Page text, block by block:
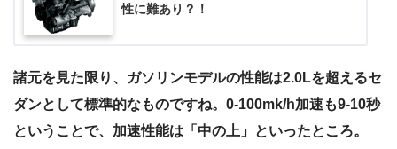
性に難あり？！
諸元を見た限り、ガソリンモデルの性能は2.0Lを超えるセ
ダンとして標準的なものですね。0-100mk/h加速も9-10秒
ということで、加速性能は「中の上」といったところ。